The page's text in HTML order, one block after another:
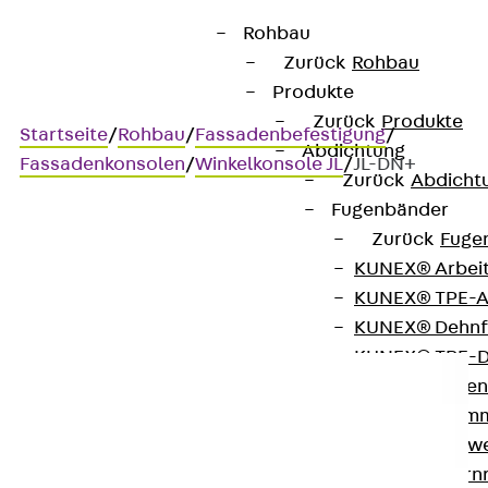
Rohbau
Zurück Rohbau
Produkte
Zurück Produkte
Abdichtung
Zurück
Fugenbänder
Zurück
KUNEX®
KUNEX®
KUNEX®
KUNEX®
KUNEX®
KUNEX®
KUNEX®
KUNEX®
Startseite/Rohbau/Fassadenbefestigung/
Fassadenkonsolen/Winkelkonsole JL/JL-DN+